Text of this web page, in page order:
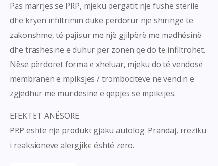
Pas marrjes së PRP, mjeku përgatit një fushë sterile
dhe kryen infiltrimin duke përdorur një shiringë të
zakonshme, të pajisur me një gjilpërë me madhësinë
dhe trashësinë e duhur për zonën që do të infiltrohet.
Nëse përdoret forma e xheluar, mjeku do të vendosë
membranën e mpiksjes / trombociteve në vendin e
zgjedhur me mundësinë e qepjes së mpiksjes.
EFEKTET ANËSORE
PRP është një produkt gjaku autolog. Prandaj, rreziku
i reaksioneve alergjike është zero.